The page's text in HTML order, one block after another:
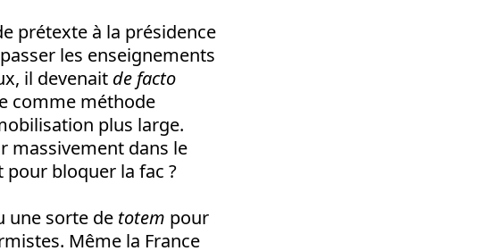
prétexte à la présidence
les enseignements
il devenait de facto
comme méthode
plus large.
massivement dans le
bloquer la fac ?
une sorte de totem pour
Même la France